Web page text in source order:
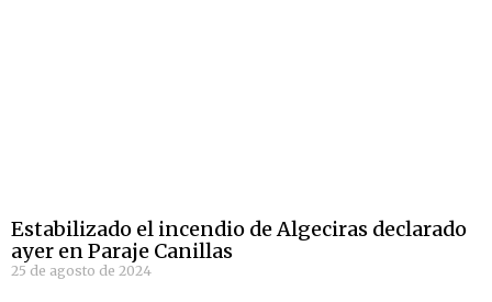
Estabilizado el incendio de Algeciras declarado
ayer en Paraje Canillas
25 de agosto de 2024